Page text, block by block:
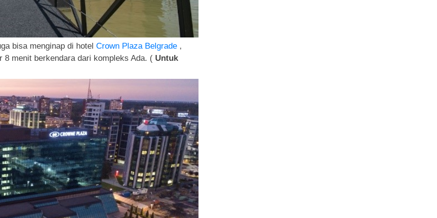
bisa menginap di hotel Crown Plaza Belgrade ,
menit berkendara dari kompleks Ada. ( Untuk